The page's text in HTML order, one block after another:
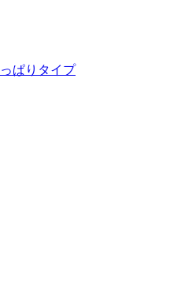
ぱりタイプ